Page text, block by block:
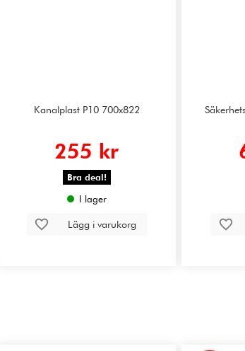
Kanalplast P10 700x822
255 kr
Bra deal!
I lager
Lägg i varukorg